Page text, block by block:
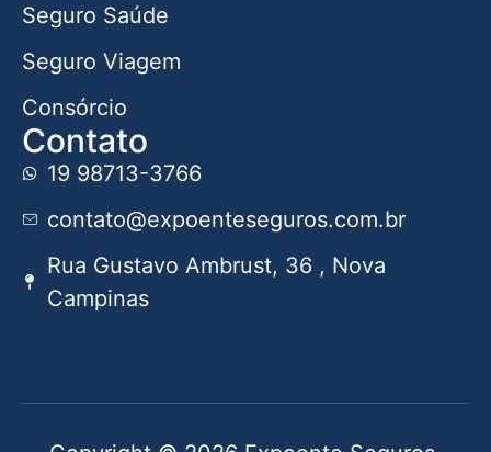
Seguro Saúde
Seguro Viagem
Consórcio
Contato
19 98713-3766
contato@expoenteseguros.com.br
Rua Gustavo Ambrust, 36 , Nova
Campinas